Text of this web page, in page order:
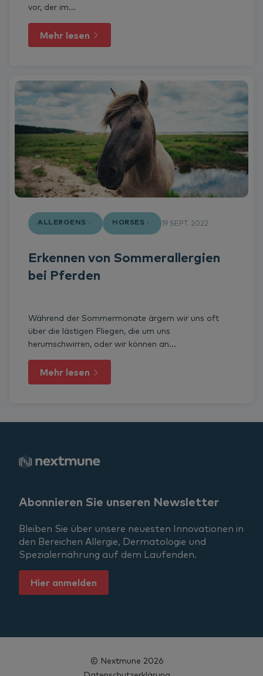
vor, der im...
Mehr lesen
ALLERGENS HORSES 19 SEPT. 2022
Erkennen von Sommerallergien
bei Pferden
Während der Sommermonate ärgern wir uns oft
über die lästigen Fliegen, die um uns
herumschwirren, oder wir können an...
Mehr lesen
Abonnieren Sie unseren Newsletter
Bleiben Sie über unsere neuesten Innovationen in
den Bereichen Allergie, Dermatologie und
Spezialernährung auf dem Laufenden.
Hier anmelden
© Nextmune 2026